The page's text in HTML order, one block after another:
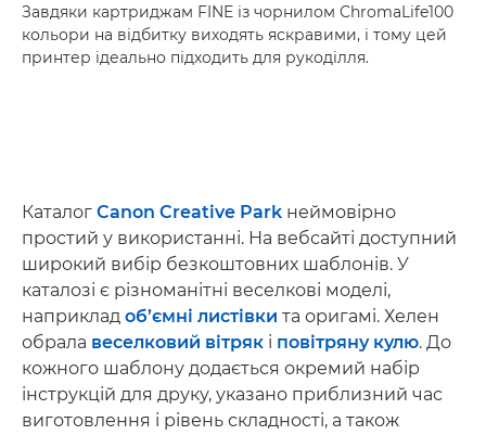
Завдяки картриджам FINE із чорнилом ChromaLife100
кольори на відбитку виходять яскравими, і тому цей
принтер ідеально підходить для рукоділля.
Каталог Canon Creative Park неймовірно
простий у використанні. На вебсайті доступний
широкий вибір безкоштовних шаблонів. У
каталозі є різноманітні веселкові моделі,
наприклад об’ємні листівки та оригамі. Хелен
обрала веселковий вітряк і повітряну кулю. До
кожного шаблону додається окремий набір
інструкцій для друку, указано приблизний час
виготовлення і рівень складності, а також